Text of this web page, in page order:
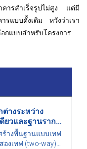
คารสำเร็จรูปไม่สูง แต่มี
รแบบดั้งเดิม หวังว่าเรา
กแบบสำหรับโครงการ
างระหว่าง
ยวและฐานราก
ร้างพื้นฐานแบบเทฟ
องเทฟ (two-way)